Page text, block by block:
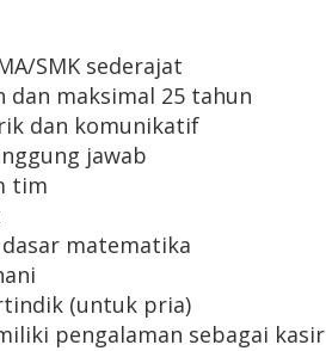
SMK sederajat
dan maksimal 25 tahun
dan komunikatif
jawab
tim
matematika
(untuk pria)
pengalaman sebagai kasir